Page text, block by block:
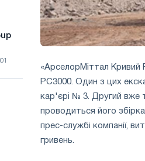
«АрселорМіттал Кривий
РС3000. Один з цих
кар'єрі № 3. Другий вже
проводиться його
прес-службі компанії,
гривень.